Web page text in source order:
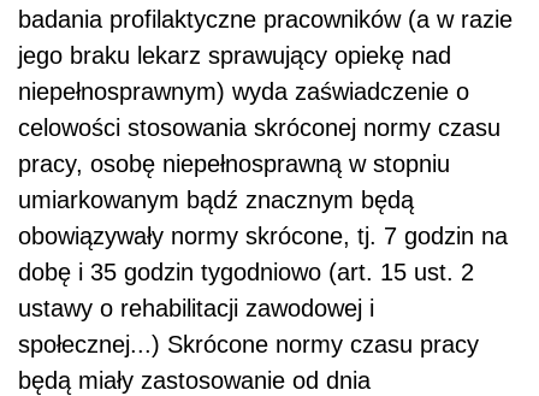
badania profilaktyczne pracowników (a w razie
jego braku lekarz sprawujący opiekę nad
niepełnosprawnym) wyda zaświadczenie o
celowości stosowania skróconej normy czasu
pracy, osobę niepełnosprawną w stopniu
umiarkowanym bądź znacznym będą
obowiązywały normy skrócone, tj. 7 godzin na
dobę i 35 godzin tygodniowo (art. 15 ust. 2
ustawy o rehabilitacji zawodowej i
społecznej...) Skrócone normy czasu pracy
będą miały zastosowanie od dnia